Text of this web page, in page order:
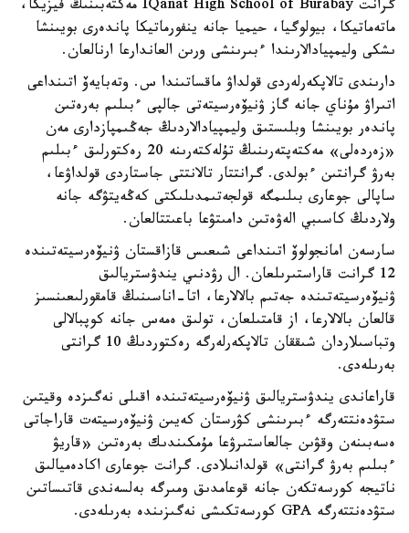
گرانت IQanat High School of Burabay مەكتەبىنىڭ فيزيكا،
ماتەماتيكا، بيولوگيا، حيميا جانە ينفورماتيكا پاندەرى بويىنشا
ىشكى وليمپيادالارىندا ءبىرىنشى ورىن العاندارعا ارنالعان.
دارىندى تالاپكەرلەردى قولداۋ ماقساتىندا س. وتەبايەۆ اتىنداعى
اتىراۋ مۇناي جانە گاز ۋنيۆەرسيتەتى جالپى ءبىلىم بەرەتىن
پاندەر بويىنشا وبلىستىق وليمپيادالاردىڭ جەڭىمپازدارى مەن
«زەردەلى» مەكتەپتەرىنىڭ تۇلەكتەرىنە 20 رەكتورلىق ءبىلىم
بەرۋ گرانتىن ءبولدى. گرانتتار تالانتتى جاستاردى قولداۋعا،
ساپالى جوعارى بىلىمگە قولجەتىمدىلىكتى كەڭەيتۋگە جانە
ولاردىڭ كاسىبي الەۋەتىن دامىتۋعا باعىتتالعان.
سارسەن امانجولوۆ اتىنداعى شىعىس قازاقستان ۋنيۆەرسيتەتىندە
12 گرانت قاراستىرىلعان. ال رۋدنىي يندۋستريالىق
ۋنيۆەرسيتەتىندە جەتىم بالالارعا، اتا-اناسىنىڭ قامقورلىعىنسىز
قالعان بالالارعا، از قامتىلعان، تولىق ەمەس جانە كوپبالالى
وتباسىلاردان شىققان تالاپكەرلەرگە رەكتوردىڭ 10 گرانتى
بەرىلەدى.
قاراعاندى يندۋستريالىق ۋنيۆەرسيتەتىندە اقىلى نەگىزدە وقيتىن
ستۋدەنتتەرگە ءبىرىنشى كۋرستان كەيىن ۋنيۆەرسيتەت قاراجاتى
ەسەبىنەن وقۋىن جالعاستىرۋعا مۇمكىندىك بەرەتىن «قاريۋ
ءبىلىم بەرۋ گرانتى» قولدانىلادى. گرانت جوعارى اكادەميالىق
ناتيجە كورسەتكەن جانە قوعامدىق ومىرگە بەلسەندى قاتىساتىن
ستۋدەنتتەرگە GPA كورسەتكىشى نەگىزىندە بەرىلەدى.